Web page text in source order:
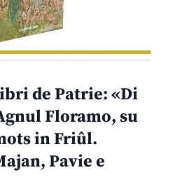
de Patrie: «Di
Floramo, su
in Friûl.
Pavie e